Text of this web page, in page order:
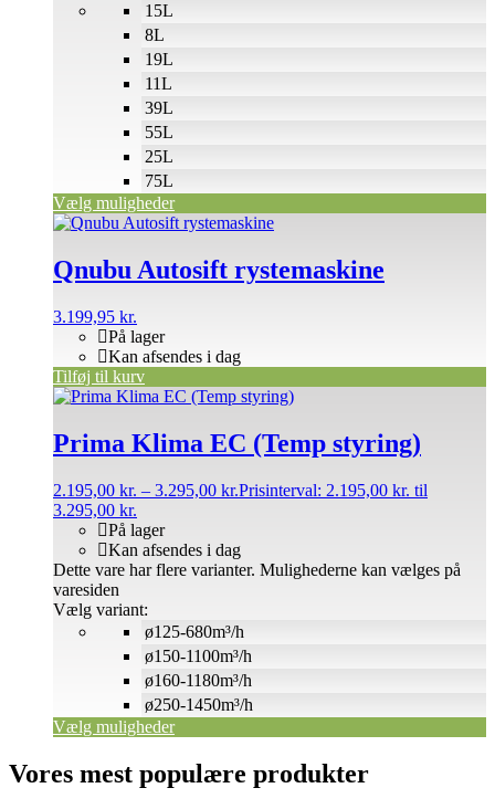
Vælg muligheder
15L
8L
19L
11L
39L
55L
25L
75L
Qnubu Autosift rystemaskine
3.199,95 kr.
På lager
Kan afsendes i dag
Tilføj til kurv
Prima Klima EC (Temp styring)
2.195,00 kr. – 3.295,00 kr.Prisinterval: 2.195,00 kr. til
3.295,00 kr.
På lager
Kan afsendes i dag
Vælg variant:
Vælg muligheder
Dette vare har flere varianter. Mulighederne kan vælges på
varesiden
ø125-680m³/h
ø150-1100m³/h
ø160-1180m³/h
ø250-1450m³/h
Vores mest populære produkter